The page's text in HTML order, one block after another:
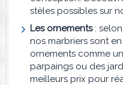
stèles possibles sur
Les ornements: selon
nos marbriers sont
ornements comme
parpaings ou des
meilleurs prix pour